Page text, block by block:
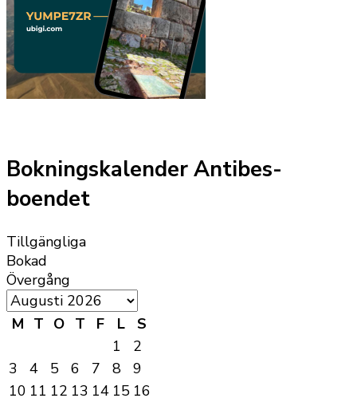
Bokningskalender Antibes-
boendet
Tillgängliga
Bokad
Övergång
M T O T F L
S
1
2
3
4 5 6 7 8
9
10 11 12 13 14 15 16